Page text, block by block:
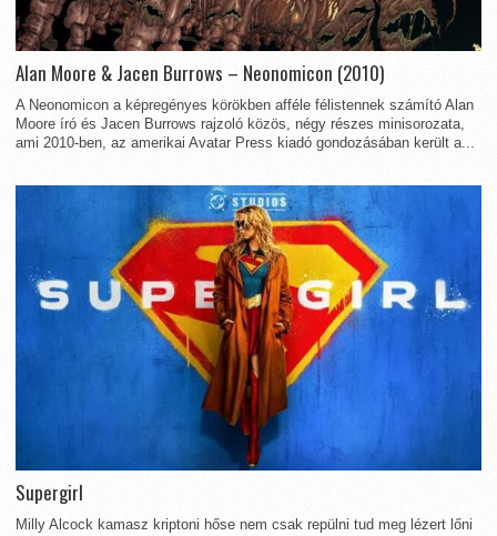
Alan Moore & Jacen Burrows – Neonomicon (2010)
A Neonomicon a képregényes körökben afféle félistennek számító Alan
Moore író és Jacen Burrows rajzoló közös, négy részes minisorozata,
ami 2010-ben, az amerikai Avatar Press kiadó gondozásában került a...
Supergirl
Milly Alcock kamasz kriptoni hőse nem csak repülni tud meg lézert lőni